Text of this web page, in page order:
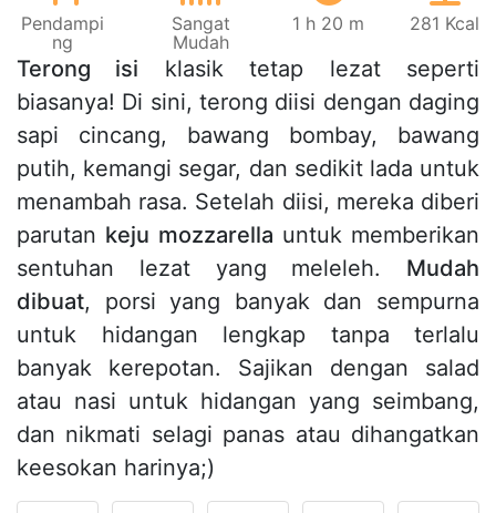
Pendampi
ng
Sangat
Mudah
1 h 20 m 281 Kcal
Terong isi klasik tetap lezat seperti
biasanya! Di sini, terong diisi dengan daging
sapi cincang, bawang bombay, bawang
putih, kemangi segar, dan sedikit lada untuk
menambah rasa. Setelah diisi, mereka diberi
parutan keju mozzarella untuk memberikan
sentuhan lezat yang meleleh. Mudah
dibuat, porsi yang banyak dan sempurna
untuk hidangan lengkap tanpa terlalu
banyak kerepotan. Sajikan dengan salad
atau nasi untuk hidangan yang seimbang,
dan nikmati selagi panas atau dihangatkan
keesokan harinya;)